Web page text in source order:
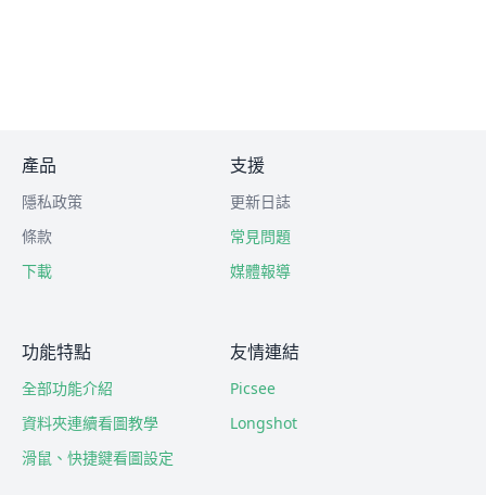
產品
隱私政策
條款
下載
支援
更新日誌
常見問題
媒體報導
功能特點
全部功能介紹
資料夾連續看圖教學
滑鼠、快捷鍵看圖設定
友情連結
Picsee
Longshot